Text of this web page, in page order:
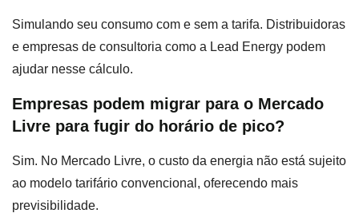
Simulando seu consumo com e sem a tarifa. Distribuidoras
e empresas de consultoria como a Lead Energy podem
ajudar nesse cálculo.
Empresas podem migrar para o Mercado
Livre para fugir do horário de pico?
Sim. No Mercado Livre, o custo da energia não está sujeito
ao modelo tarifário convencional, oferecendo mais
previsibilidade.